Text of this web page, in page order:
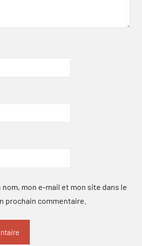
mon e-mail et mon site dans le
prochain commentaire.